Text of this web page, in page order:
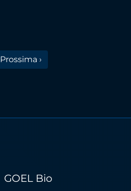
Pagina successiva
Prossima ›
GOEL Bio